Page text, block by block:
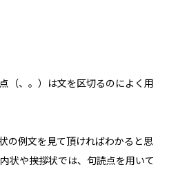
（、。）は文を区切るのによく用
の例文を見て頂ければわかると思
状や挨拶状では、句読点を用いて